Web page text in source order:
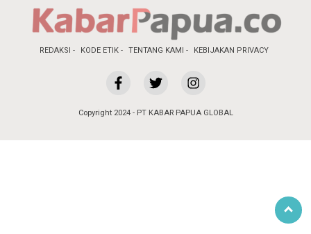
REDAKSI KODE ETIK TENTANG KAMI KEBIJAKAN PRIVACY
Copyright 2024 - PT KABAR PAPUA GLOBAL